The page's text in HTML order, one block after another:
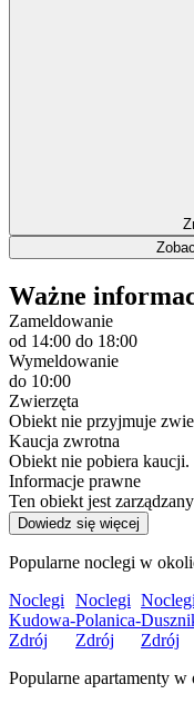
Ważne
Zameldowanie
od 14:00 do 18:00
Wymeldowanie
do 10:00
Zwierzęta
Obiekt nie przyjmuje
Kaucja zwrotna
Obiekt nie pobiera kaucji.
Informacje prawne
Ten obiekt jest
Dowiedz się więcej
Popularne noclegi w
Noclegi
Kudowa-
Zdrój
Noclegi
Polanica-
Zdrój
Noclegi
Zdrój
Popularne apartamenty